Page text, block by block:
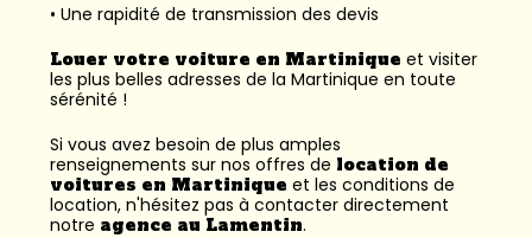
• Une rapidité de transmission des devis
Louer votre voiture en Martinique et visiter
les plus belles adresses de la Martinique en toute
sérénité !
Si vous avez besoin de plus amples
renseignements sur nos offres de location de
voitures en Martinique et les conditions de
location, n'hésitez pas à contacter directement
notre agence au Lamentin.